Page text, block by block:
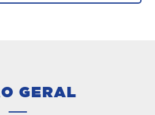
GERAL